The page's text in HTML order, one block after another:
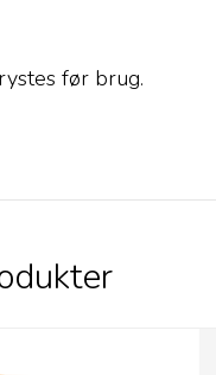
før brug.